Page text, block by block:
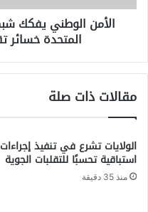
المتحدة
خسائرالأمن الوطني يفكك
المتحدة خسائر تقارب 1000
مقالات ذات صلة
الولايات تشرع في تنفيذ إجراءات
استباقية تحسبًا للتقلبات الجوية
منذ 35 دقيقة